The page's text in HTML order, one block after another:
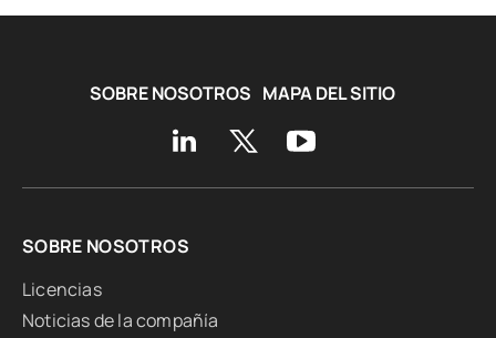
SOBRE NOSOTROS MAPA DEL SITIO
SOBRE NOSOTROS
Licencias
Noticias de la compañía